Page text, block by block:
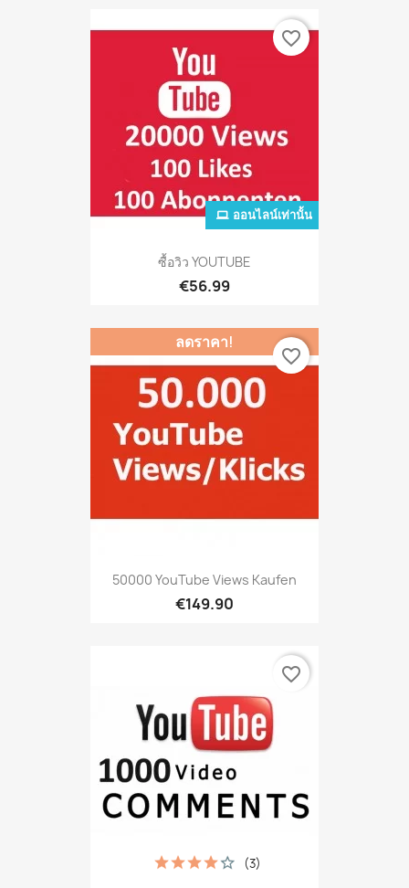
ซื้อวิว YOUTUBE
€56.99
ออนไลน์เท่านั้น
favorite_border
50000 YouTube Views Kaufen
€149.90
ลดราคา!
favorite_border
(3)
favorite_border